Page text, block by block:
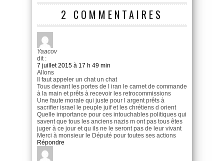
2 COMMENTAIRES
Yaacov
dit :
7 juillet 2015 à 17 h 49 min
Allons
Il faut appeler un chat un chat
Tous devant les portes de l iran le carnet de commande
à la main et prêts à recevoir les retrocommissions
Une faute morale qui juste pour l argent prêts à
sacrifier israel le peuple juif et les chrétiens d orient
Quelle importance pour ces intouchables politiques qui
savent que tous les anciens nazis m ont pas tous êtes
juger à ce jour et qu ils ne le seront pas de leur vivant
Merci à monsieur le Député pour toutes ses actions
Répondre